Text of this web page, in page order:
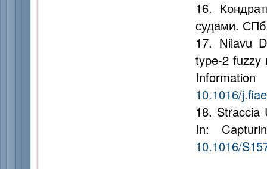
16.
судами.
17. Nilavu
type-2 fuzzy
10.1016/
18.
In:
10.1016/